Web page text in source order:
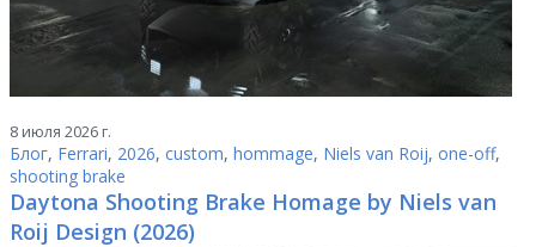
8 июля 2026 г.
Блог, Ferrari, 2026, custom, hommage, Niels van Roij, one-off,
shooting brake
Daytona Shooting Brake Homage by Niels van
Roij Design (2026)